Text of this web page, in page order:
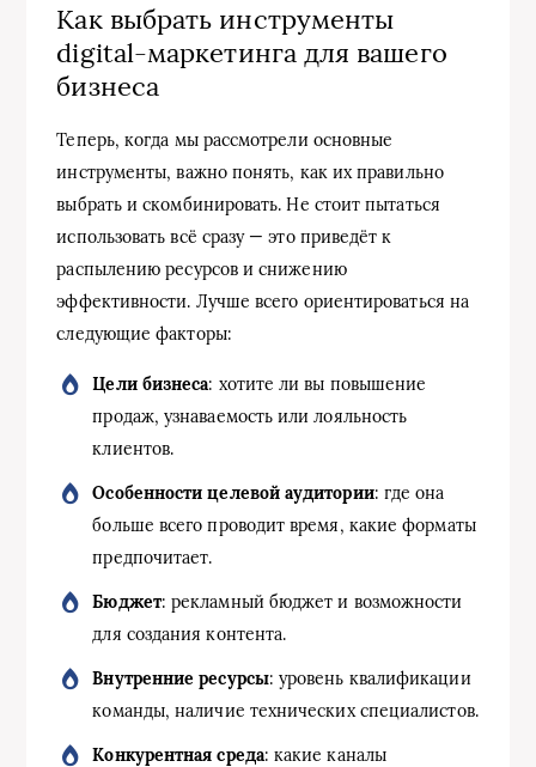
Как выбрать инструменты
digital-маркетинга для вашего
бизнеса
Теперь, когда мы рассмотрели основные
инструменты, важно понять, как их правильно
выбрать и скомбинировать. Не стоит пытаться
использовать всё сразу — это приведёт к
распылению ресурсов и снижению
эффективности. Лучше всего ориентироваться на
следующие факторы:
Цели бизнеса: хотите ли вы повышение
продаж, узнаваемость или лояльность
клиентов.
Особенности целевой аудитории: где она
больше всего проводит время, какие форматы
предпочитает.
Бюджет: рекламный бюджет и возможности
для создания контента.
Внутренние ресурсы: уровень квалификации
команды, наличие технических специалистов.
Конкурентная среда: какие каналы